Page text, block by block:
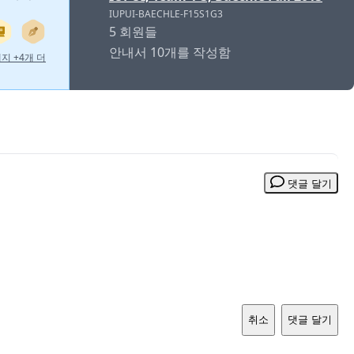
+4개 더
IUPUI-BAECHLE-F15S1G3
5 회원들
안내서 10개를 작성함
댓글 달기
취소 댓글 달기